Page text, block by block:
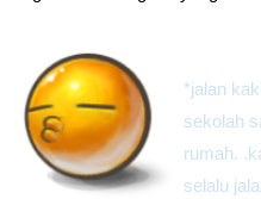
*jalan
sekolah
rumah.
selalu